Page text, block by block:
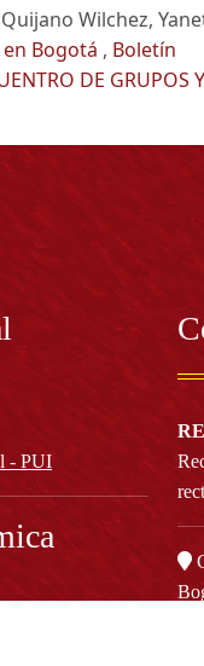
Wilchez,
Bogotá , Boletín
DE GRUPOS Y
- PUI